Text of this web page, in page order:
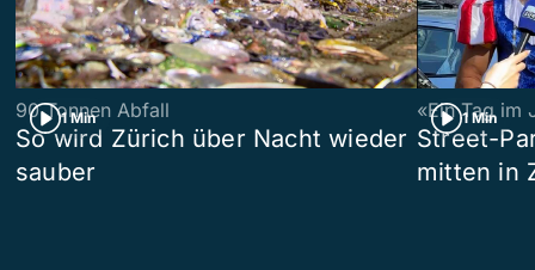
1 Min
90 Tonnen Abfall
So wird Zürich über Nacht wieder
sauber
1 Min
«Ein Tag im
Street-
mitten in